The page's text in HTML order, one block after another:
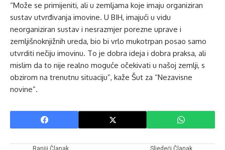
“Može se primijeniti, ali u zemljama koje imaju organiziran
sustav utvrđivanja imovine. U BIH, imajući u vidu
neorganiziran sustav i nesrazmjer porezne uprave i
zemljišnoknjižnih ureda, bio bi vrlo mukotrpan posao samo
utvrditi nečiju imovinu. To je dobra ideja i dobra praksa, ali
mislim da to nije realno moguće očekivati ​​u našoj zemlji, s
obzirom na trenutnu situaciju”, kaže Šut za “Nezavisne
novine”.
Raniji Članak Sljedeći Članak